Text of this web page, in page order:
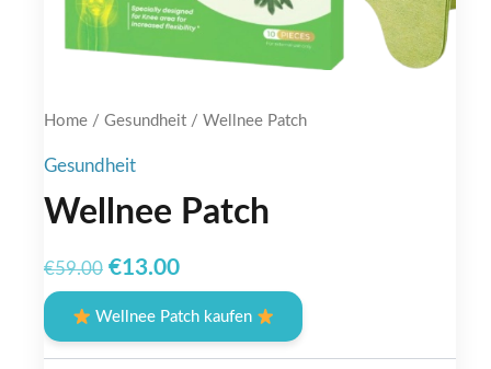
Home / Gesundheit / Wellnee Patch
Gesundheit
Wellnee Patch
€59.00 Original
was:
€13.00Current
is:
Wellnee Patch kaufen